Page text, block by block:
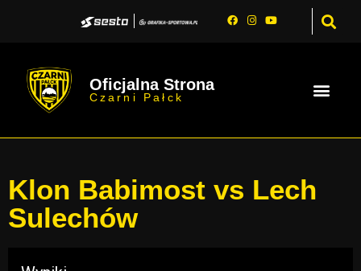
Oficjalna Strona
Czarni Pałck
Klon Babimost vs Lech
Sulechów